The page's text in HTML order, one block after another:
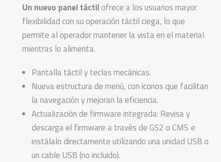
Un nuevo panel táctilofrece a los usuarios mayor
flexibilidad con su operación táctil ciega, lo que
permite al operador mantener la vista en el material
mientras lo alimenta.
Pantalla táctil y teclas mecánicas.
Nueva estructura de menú, con iconos que facilitan
la navegación y mejoran la eficiencia.
Actualización de firmware integrada: Revisa y
descarga el firmware a través de GS2 o CM5 e
instálalo directamente utilizando una unidad USB o
un cable USB (no incluido).